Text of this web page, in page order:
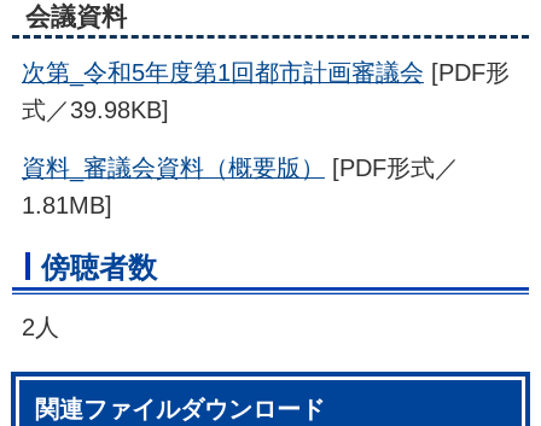
会議資料
次第_令和5年度第1回都市計画審議会 [PDF形
式／39.98KB]
資料_審議会資料（概要版）
[PDF形式／
1.81MB]
傍聴者数
2人
関連ファイルダウンロード